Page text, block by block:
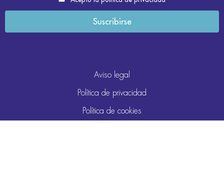
Aviso legal
Política de privacidad
Política de cookies